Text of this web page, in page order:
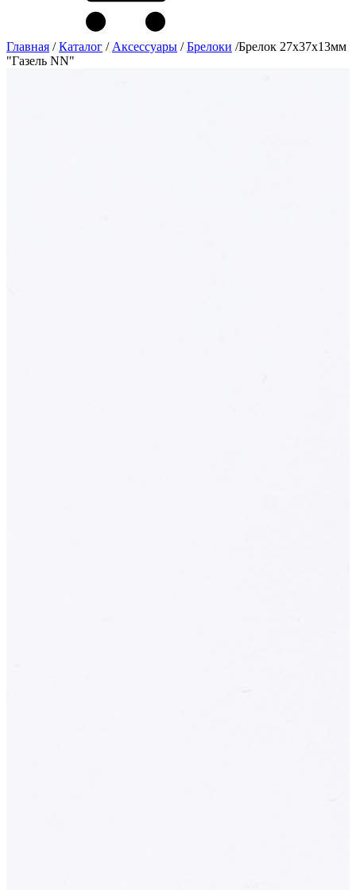
Главная / Каталог / Аксессуары / Брелоки /Брелок 27х37х13мм
"Газель NN"